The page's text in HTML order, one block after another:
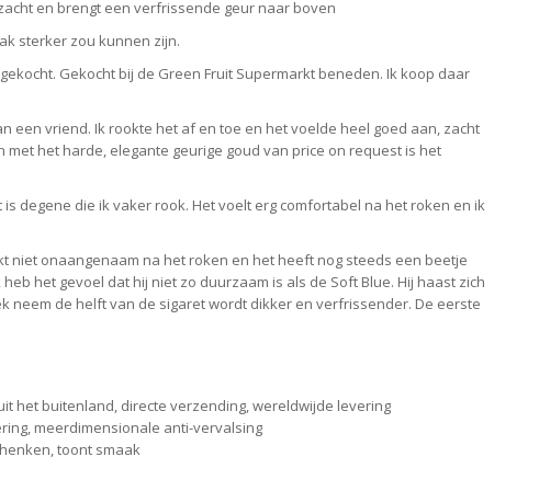
en brengt een verfrissende geur naar boven
sterker zou kunnen zijn.
Gekocht bij de Green Fruit Supermarkt beneden. Ik koop daar
een vriend. Ik rookte het af en toe en het voelde heel goed aan, zacht
het harde, elegante geurige goud van price on request is het
degene die ik vaker rook. Het voelt erg comfortabel na het roken en ik
niet onaangenaam na het roken en het heeft nog steeds een beetje
het gevoel dat hij niet zo duurzaam is als de Soft Blue. Hij haast zich
neem de helft van de sigaret wordt dikker en verfrissender. De eerste
het buitenland, directe verzending, wereldwijde levering
meerdimensionale anti-vervalsing
toont smaak